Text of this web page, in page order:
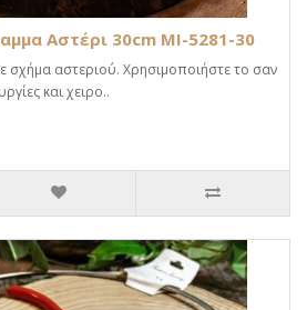
Αστέρι 30cm MI-5281-30
σχήμα αστεριού. Χρησιμοποιήστε το σαν
και χειρο..